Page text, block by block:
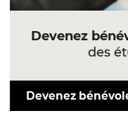
Devenez
des
Devenez